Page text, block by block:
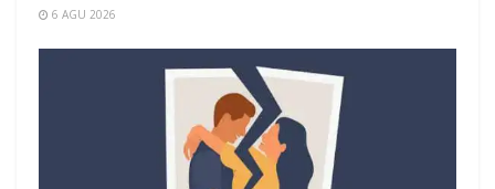
6 AGU 2026